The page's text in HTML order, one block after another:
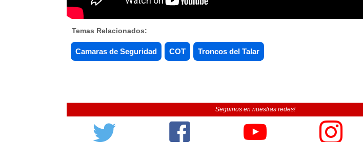
Temas Relacionados:
Camaras de Seguridad COT Troncos del Talar
Seguinos en nuestras redes!